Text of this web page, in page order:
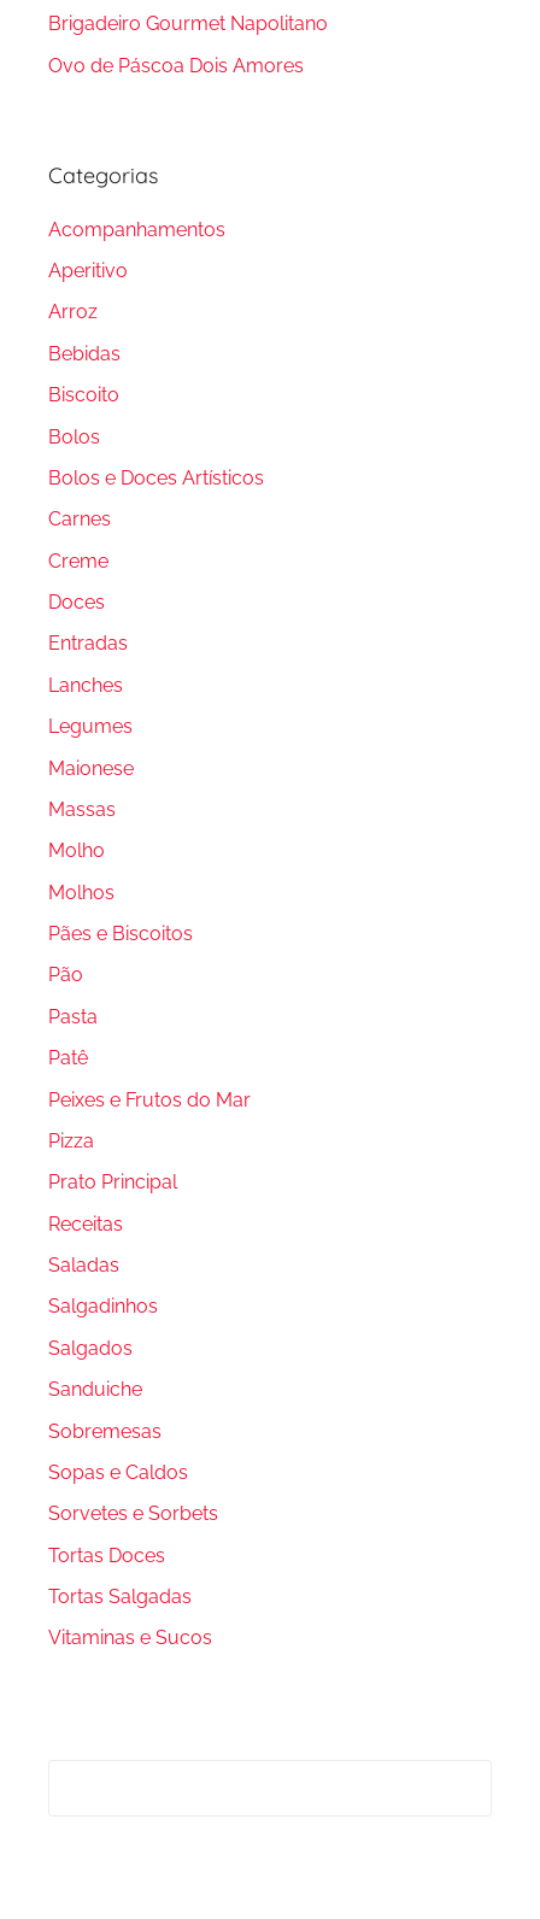
Brigadeiro Gourmet Napolitano
Ovo de Páscoa Dois Amores
Categorias
Acompanhamentos
Aperitivo
Arroz
Bebidas
Biscoito
Bolos
Bolos e Doces Artísticos
Carnes
Creme
Doces
Entradas
Lanches
Legumes
Maionese
Massas
Molho
Molhos
Pães e Biscoitos
Pão
Pasta
Patê
Peixes e Frutos do Mar
Pizza
Prato Principal
Receitas
Saladas
Salgadinhos
Salgados
Sanduiche
Sobremesas
Sopas e Caldos
Sorvetes e Sorbets
Tortas Doces
Tortas Salgadas
Vitaminas e Sucos